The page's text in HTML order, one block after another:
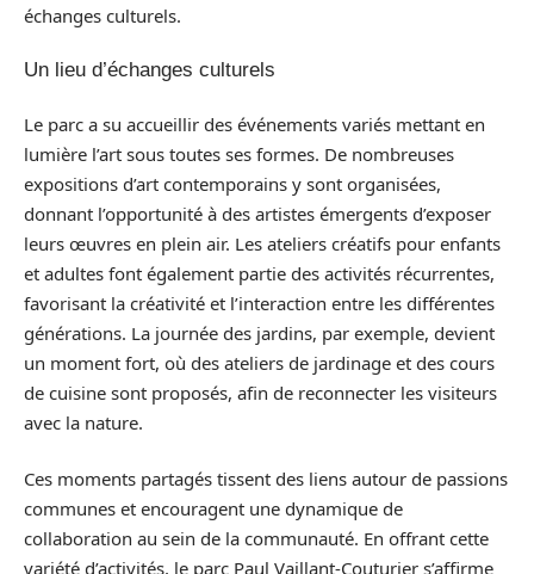
échanges culturels.
Un lieu d’échanges culturels
Le parc a su accueillir des événements variés mettant en
lumière l’art sous toutes ses formes. De nombreuses
expositions d’art contemporains y sont organisées,
donnant l’opportunité à des artistes émergents d’exposer
leurs œuvres en plein air. Les ateliers créatifs pour enfants
et adultes font également partie des activités récurrentes,
favorisant la créativité et l’interaction entre les différentes
générations. La journée des jardins, par exemple, devient
un moment fort, où des ateliers de jardinage et des cours
de cuisine sont proposés, afin de reconnecter les visiteurs
avec la nature.
Ces moments partagés tissent des liens autour de passions
communes et encouragent une dynamique de
collaboration au sein de la communauté. En offrant cette
variété d’activités, le parc Paul Vaillant-Couturier s’affirme